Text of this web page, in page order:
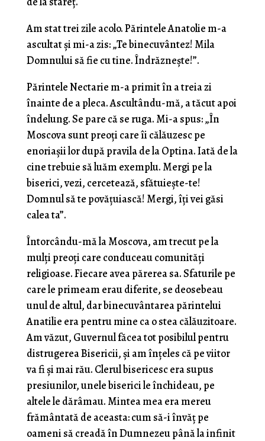
Am stat trei zile acolo. Părintele Anatolie m-a
ascultat şi mi-a zis: „Te binecuvântez! Mila
Domnului să fie cu tine. Îndrăzneşte!”.
Părintele Nectarie m-a primit în a treia zi
înainte de a pleca. Ascultându-mă, a tăcut apoi
înde­lung. Se pare că se ruga. Mi-a spus: „În
Moscova sunt preoţi care îi călăuzesc pe
enoriaşii lor după pravila de la Optina. Iată de la
cine trebuie să luăm exemplu. Mergi pe la
biserici, vezi, cercetează, sfătuieşte-te!
Domnul să te povăţuiască! Mergi, îţi vei găsi
calea ta”.
Întorcându-mă la Moscova, am trecut pe la
mulţi preoţi care conduceau comunităţi
religioase. Fiecare avea părerea sa. Sfaturile pe
care le primeam erau diferite, se deosebeau
unul de altul, dar binecu­vântarea părintelui
Anatilie era pentru mine ca o stea călăuzitoare.
Am văzut, Guvernul făcea tot posibilul pentru
distrugerea Bisericii, şi am înţeles că pe viitor
va fi şi mai rău. Clerul bisericesc era supus
presiuni­lor, unele biserici le închideau, pe
altele le dărâmau. Mintea mea era mereu
frământată de aceasta: cum să-i învăţ pe
oameni să creadă în Dumnezeu până la infinit